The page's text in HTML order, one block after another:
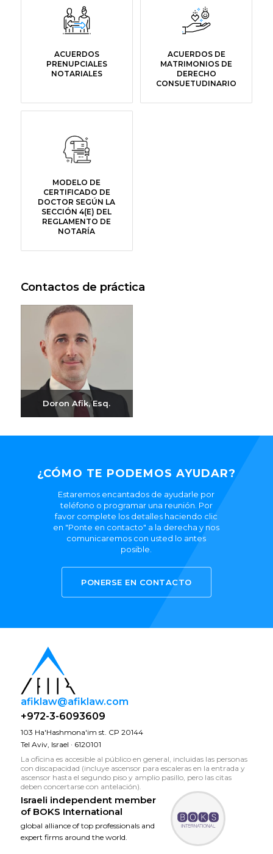
ACUERDOS
PRENUPCIALES
NOTARIALES
ACUERDOS DE
MATRIMONIOS DE
DERECHO
CONSUETUDINARIO
MODELO DE
CERTIFICADO DE
DOCTOR SEGÚN LA
SECCIÓN 4(E) DEL
REGLAMENTO DE
NOTARÍA
Contactos de práctica
Doron Afik, Esq.
¿CÓMO TE PODEMOS AYUDAR?
Estaremos encantados de ayudarle por
teléfono o programar una reunión. Por
favor complete los detalles haciendo clic
en "Ponte en contacto" a la derecha y nos
comunicaremos con usted lo antes
posible.
PONERSE EN CONTACTO
afiklaw@afiklaw.com
+972-3-6093609
103 Ha'Hashmona'im st. CP 20144
Tel Aviv, Israel · 6120101
La oficina es accesible al público en general, incluidas las personas
con discapacidad (incluye ascensor para escaleras en la entrada y
ascensor hasta el segundo piso y amplio pasillo, pero las citas
deben concertarse con antelación).
Israeli independent member
of BOKS International
global alliance of top professionals and
expert firms around the world.